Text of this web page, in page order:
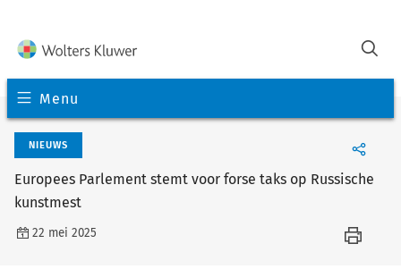
Menu
NIEUWS
Europees Parlement stemt voor forse taks op Russische
kunstmest
22 mei 2025